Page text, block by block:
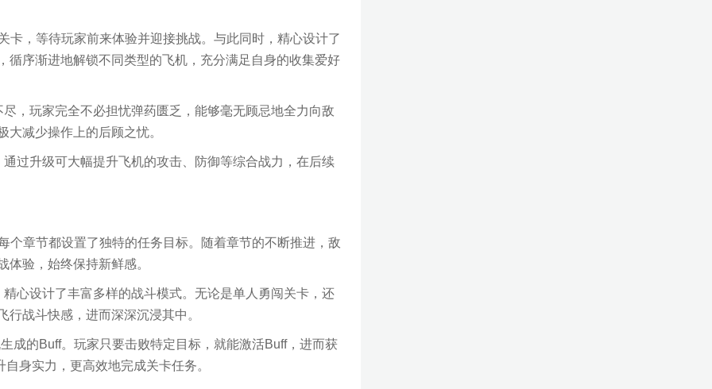
卡，等待玩家前来体验并迎接挑战。与此同时，精心设计了
循序渐进地解锁不同类型的飞机，充分满足自身的收集爱好
，玩家完全不必担忧弹药匮乏，能够毫无顾忌地全力向敌
减少操作上的后顾之忧。
过升级可大幅提升飞机的攻击、防御等综合战力，在后续
个章节都设置了独特的任务目标。随着章节的不断推进，敌
验，始终保持新鲜感。
心设计了丰富多样的战斗模式。无论是单人勇闯关卡，还
战斗快感，进而深深沉浸其中。
成的Buff。玩家只要击败特定目标，就能激活Buff，进而获
身实力，更高效地完成关卡任务。